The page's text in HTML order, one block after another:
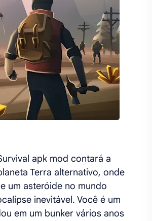
apk mod contará a
Terra alternativo, onde
um asteróide no mundo
inevitável. Você é um
em um bunker vários anos